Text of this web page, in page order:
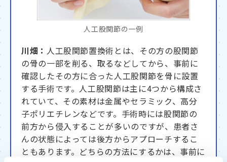
人工股関節の一例
川畑： 人工股関節置換術とは、その方の股関節
の骨の一部を削る、取るなどしてから、事前に
確認したその方に合った人工股関節を骨に設置
する手術です。人工股関節は主に4つから構成さ
れていて、その素材は金属やセラミック、高分
子ポリエチレンなどです。手術時には股関節の
前方から侵入することが多いのですが、患者さ
んの状態によっては後方からアプローチするこ
ともあります。どちらの方法にするかは、事前に